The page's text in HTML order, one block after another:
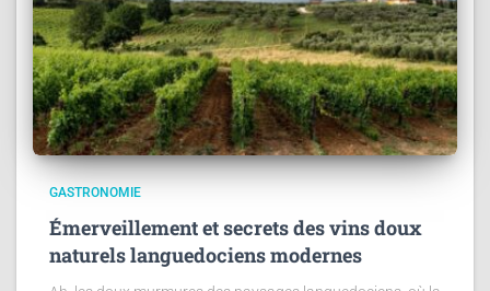
GASTRONOMIE
Émerveillement et secrets des vins doux
naturels languedociens modernes